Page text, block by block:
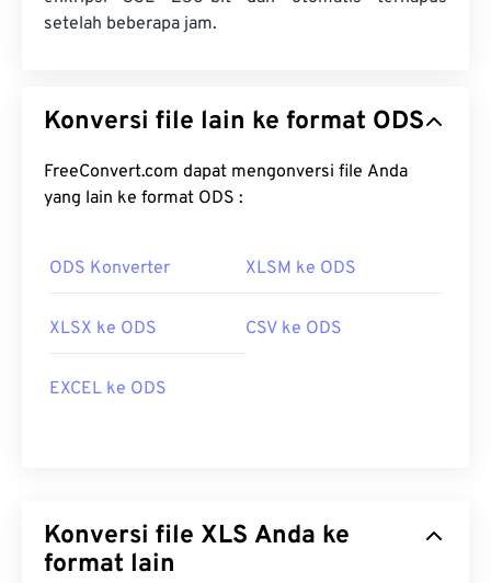
setelah beberapa jam.
Konversi file lain ke format ODS
FreeConvert.com dapat mengonversi file Anda
yang lain ke format ODS :
ODS Konverter XLSM ke ODS
XLSX ke ODS CSV ke ODS
EXCEL ke ODS
Konversi file XLS Anda ke
format lain